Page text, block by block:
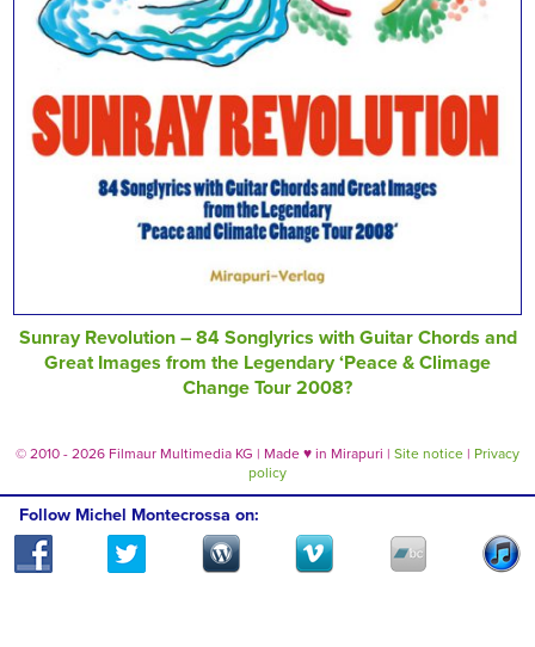
Sunray Revolution – 84 Songlyrics with Guitar Chords and
Great Images from the Legendary ‘Peace & Climage
Change Tour 2008?
© 2010 - 2026 Filmaur Multimedia KG | Made ♥ in Mirapuri | Site notice | Privacy
policy
Follow Michel Montecrossa on: